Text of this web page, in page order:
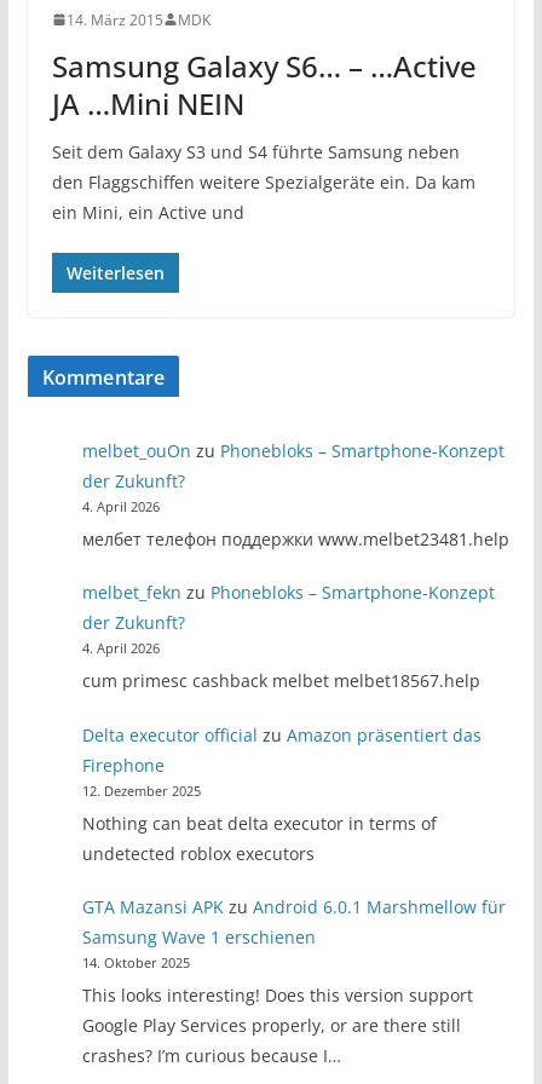
14. März 2015 MDK
Samsung Galaxy S6… – …Active
JA …Mini NEIN
Seit dem Galaxy S3 und S4 führte Samsung neben
den Flaggschiffen weitere Spezialgeräte ein. Da kam
ein Mini, ein Active und
Weiterlesen
Kommentare
melbet_ouOn zu Phonebloks – Smartphone-Konzept
der Zukunft?
4. April 2026
мелбет телефон поддержки www.melbet23481.help
melbet_fekn zu Phonebloks – Smartphone-Konzept
der Zukunft?
4. April 2026
cum primesc cashback melbet melbet18567.help
Delta executor official zuAmazon präsentiert das
Firephone
12. Dezember 2025
Nothing can beat delta executor in terms of
undetected roblox executors
GTA Mazansi APK zuAndroid 6.0.1 Marshmellow für
Samsung Wave 1 erschienen
14. Oktober 2025
This looks interesting! Does this version support
Google Play Services properly, or are there still
crashes? I’m curious because I…